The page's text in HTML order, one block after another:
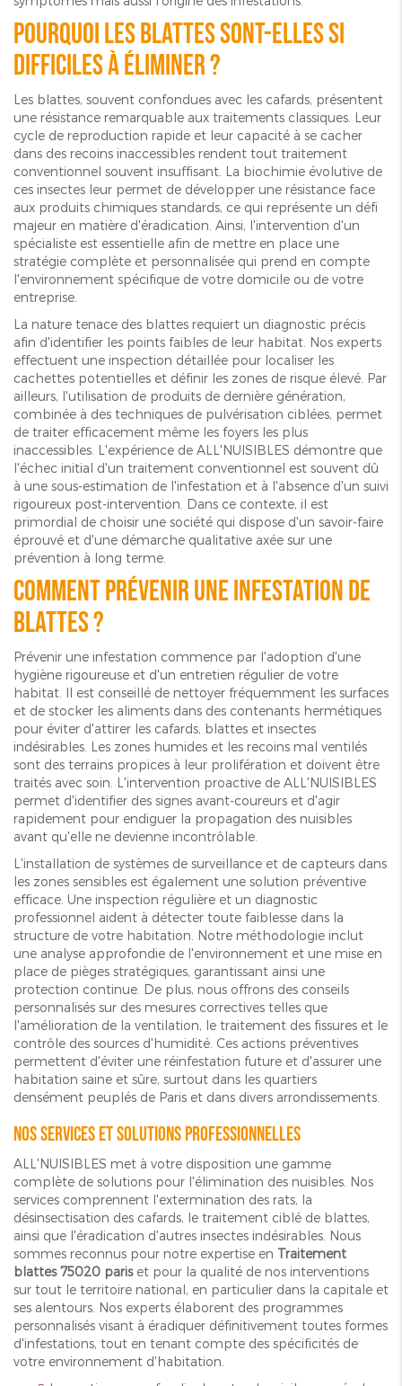
Pourquoi les blattes sont-elles si
difficiles à éliminer ?
Les blattes, souvent confondues avec les cafards, présentent
une résistance remarquable aux traitements classiques. Leur
cycle de reproduction rapide et leur capacité à se cacher
dans des recoins inaccessibles rendent tout traitement
conventionnel souvent insuffisant. La biochimie évolutive de
ces insectes leur permet de développer une résistance face
aux produits chimiques standards, ce qui représente un défi
majeur en matière d'éradication. Ainsi, l'intervention d'un
spécialiste est essentielle afin de mettre en place une
stratégie complète et personnalisée qui prend en compte
l'environnement spécifique de votre domicile ou de votre
entreprise.
La nature tenace des blattes requiert un diagnostic précis
afin d'identifier les points faibles de leur habitat. Nos experts
effectuent une inspection détaillée pour localiser les
cachettes potentielles et définir les zones de risque élevé. Par
ailleurs, l'utilisation de produits de dernière génération,
combinée à des techniques de pulvérisation ciblées, permet
de traiter efficacement même les foyers les plus
inaccessibles. L'expérience de ALL'NUISIBLES démontre que
l'échec initial d'un traitement conventionnel est souvent dû
à une sous-estimation de l'infestation et à l'absence d'un suivi
rigoureux post-intervention. Dans ce contexte, il est
primordial de choisir une société qui dispose d'un savoir-faire
éprouvé et d'une démarche qualitative axée sur une
prévention à long terme.
Comment prévenir une infestation de
blattes ?
Prévenir une infestation commence par l'adoption d'une
hygiène rigoureuse et d'un entretien régulier de votre
habitat. Il est conseillé de nettoyer fréquemment les surfaces
et de stocker les aliments dans des contenants hermétiques
pour éviter d'attirer les cafards, blattes et insectes
indésirables. Les zones humides et les recoins mal ventilés
sont des terrains propices à leur prolifération et doivent être
traités avec soin. L'intervention proactive de ALL'NUISIBLES
permet d'identifier des signes avant-coureurs et d'agir
rapidement pour endiguer la propagation des nuisibles
avant qu'elle ne devienne incontrôlable.
L'installation de systèmes de surveillance et de capteurs dans
les zones sensibles est également une solution préventive
efficace. Une inspection régulière et un diagnostic
professionnel aident à détecter toute faiblesse dans la
structure de votre habitation. Notre méthodologie inclut
une analyse approfondie de l'environnement et une mise en
place de pièges stratégiques, garantissant ainsi une
protection continue. De plus, nous offrons des conseils
personnalisés sur des mesures correctives telles que
l'amélioration de la ventilation, le traitement des fissures et le
contrôle des sources d'humidité. Ces actions préventives
permettent d'éviter une réinfestation future et d'assurer une
habitation saine et sûre, surtout dans les quartiers
densément peuplés de Paris et dans divers arrondissements.
Nos services et solutions professionnelles
ALL'NUISIBLES met à votre disposition une gamme
complète de solutions pour l'élimination des nuisibles. Nos
services comprennent l'extermination des rats, la
désinsectisation des cafards, le traitement ciblé de blattes,
ainsi que l'éradication d'autres insectes indésirables. Nous
sommes reconnus pour notre expertise en Traitement
blattes 75020 pariset pour la qualité de nos interventions
sur tout le territoire national, en particulier dans la capitale et
ses alentours. Nos experts élaborent des programmes
personnalisés visant à éradiquer définitivement toutes formes
d'infestations, tout en tenant compte des spécificités de
votre environnement d'habitation.